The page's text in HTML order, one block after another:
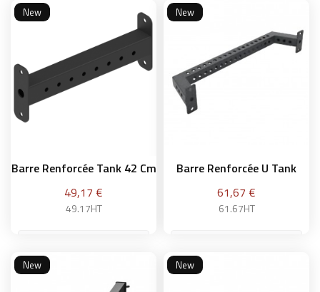
Ajouter au panier Ajouter au panier
Barre Renforcée Tank 42 Cm
Prix
49,17 €
49.17HT
Ajouter au panier
New
Barre Renforcée U Tank
Prix
61,67 €
61.67HT
New
New New